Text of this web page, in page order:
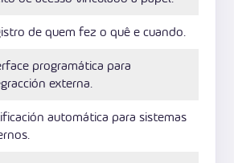
de quem fez o quê e cuando.
programática para
externa.
automática para sistemas